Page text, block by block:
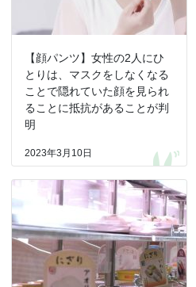
【顔パンツ】女性の2人にひ
とりは、マスクをしなくなる
ことで隠れていた顔を見られ
ることに抵抗があることが判
明
2023年3月10日